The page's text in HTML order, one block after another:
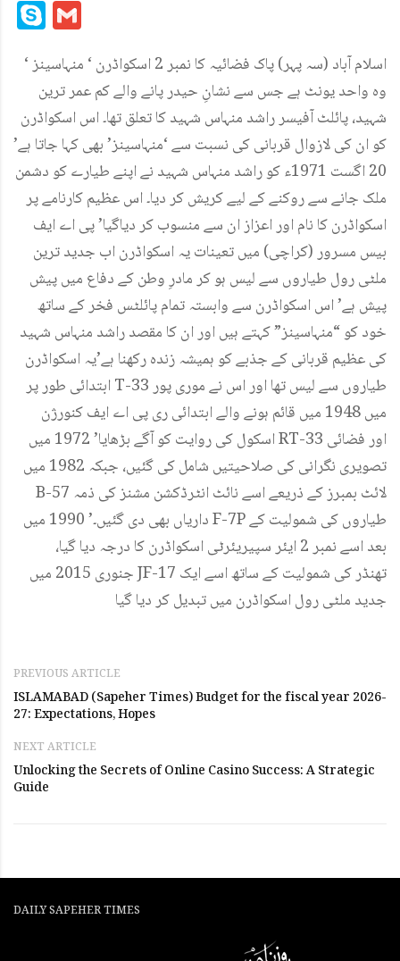
Skype
اسلام آباد (سہ پہر) پاک فضائیہ کا نمبر 2 اسکواڈرن ‘ منہاسینز ‘
وہ واحد یونٹ ہے جس سے نشانِ حیدر پانے والے کم عمر ترین
شہید، پائلٹ آفیسر راشد منہاس شہید کا تعلق تھا۔ اس اسکواڈرن
کو ان کی لازوال قربانی کی نسبت سے ‘منہاسینز’ بھی کہا جاتا ہے’
20 اگست 1971ء کو راشد منہاس شہید نے اپنے طیارے کو دشمن
ملک جانے سے روکنے کے لیے کریش کر دیا۔ اس عظیم کارنامے پر
اسکواڈرن کا نام اور اعزاز ان سے منسوب کر دیاگیا’ پی اے ایف
بیس مسرور (کراچی) میں تعینات یہ اسکواڈرن اب جدید ترین
ملٹی رول طیاروں سے لیس ہو کر مادرِ وطن کے دفاع میں پیش
پیش ہے’ اس اسکواڈرن سے وابستہ تمام پائلٹس فخر کے ساتھ
خود کو “منہاسینز” کہتے ہیں اور ان کا مقصد راشد منہاس شہید
کی عظیم قربانی کے جذبے کو ہمیشہ زندہ رکھنا ہے’یہ اسکواڈرن
ابتدائی طور پر T-33 طیاروں سے لیس تھا اور اس نے موری پور
میں 1948 میں قائم ہونے والے ابتدائی ری پی اے ایف کنورژن
اسکول کی روایت کو آگے بڑھایا’ 1972 میں RT-33 اور فضائی
تصویری نگرانی کی صلاحیتیں شامل کی گئیں، جبکہ 1982 میں
B-57 لائٹ بمبرز کے ذریعے اسے نائٹ انٹرڈکشن مشنز کی ذمہ
داریاں بھی دی گئیں۔’ 1990 میں F-7P طیاروں کی شمولیت کے
بعد اسے نمبر 2 ایئر سپیریئرٹی اسکواڈرن کا درجہ دیا گیا،
جنوری 2015 میں JF-17 تھنڈر کی شمولیت کے ساتھ اسے ایک
جدید ملٹی رول اسکواڈرن میں تبدیل کر دیا گیا
PREVIOUS ARTICLE
ISLAMABAD (Sapeher Times) Budget for the fiscal year 2026-
27: Expectations, Hopes
NEXT ARTICLE
Unlocking the Secrets of Online Casino Success: A Strategic
Guide
DAILY SAPEHER TIMES